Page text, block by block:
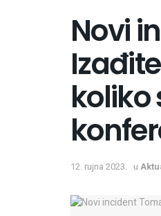
Novi
koliko
12. rujna 2023. u